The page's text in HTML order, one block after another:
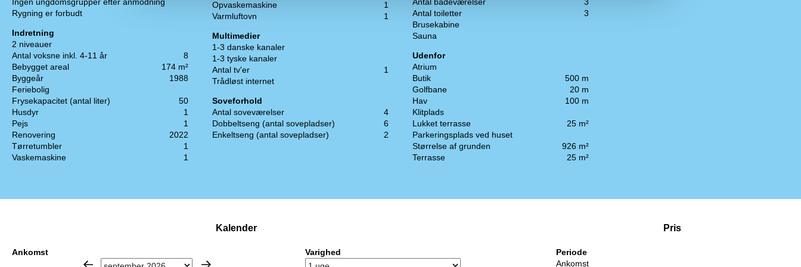
Ingen ungdomsgrupper efter anmodning
Rygning er forbudt
Indretning
2 niveauer
Antal voksne inkl. 4-11 år
8
Bebygget areal
174 m²
Byggeår
1988
Feriebolig
Frysekapacitet (antal liter)
50
Husdyr
1
Pejs
1
Renovering
2022
Tørretumbler
1
Vaskemaskine
1
Opvaskemaskine
1
Varmluftovn
1
Multimedier
1-3 danske kanaler
1-3 tyske kanaler
Antal tv'er
1
Trådløst internet
Soveforhold
Antal soveværelser
4
Dobbeltseng (antal sovepladser)
6
Enkeltseng (antal sovepladser)
2
Antal badeværelser
3
Antal toiletter
3
Brusekabine
Sauna
Udenfor
Atrium
Butik
500 m
Golfbane
20 m
Hav
100 m
Klitplads
Lukket terrasse
25 m²
Parkeringsplads ved huset
Størrelse af grunden
926 m²
Terrasse
25 m²
Kalender
Ankomst Varighed
Pris
Periode
Ankomst